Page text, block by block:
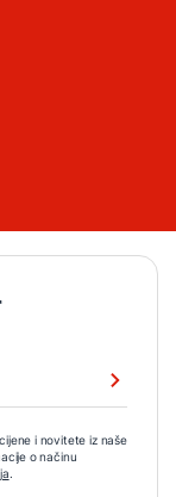
i novitete iz naše
o načinu
.